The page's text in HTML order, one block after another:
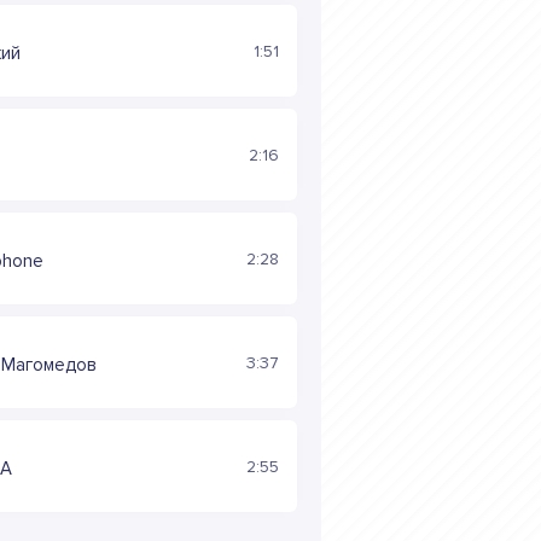
1:51
2:16
2:28
3:37
2:55